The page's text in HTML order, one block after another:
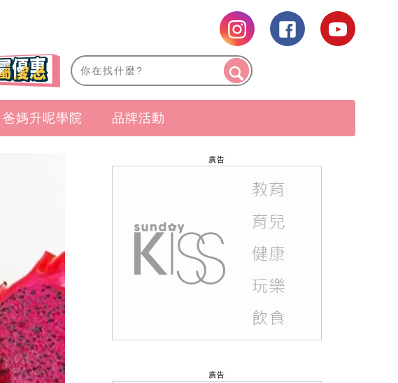
爸媽升呢學院 品牌活動
廣告
廣告